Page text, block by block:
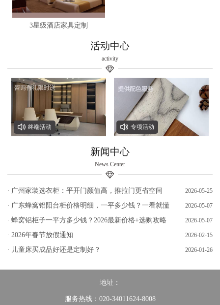
3星级酒店家具定制
活动中心
activity
终端活动 专项活动
新闻中心
News Center
· 广州家装选衣柜：平开门颜值高，推拉门更省空间 2026-05-25
· 广东蜂窝铝阳台柜价格明细，一平多少钱？一看就懂 2026-05-07
· 蜂窝铝柜子一平方多少钱？2026最新价格+选购攻略 2026-05-07
· 2026年春节放假通知 2026-02-15
· 儿童床买成品好还是定制好？ 2026-01-26
地址：
服务热线：020-34011624-8008